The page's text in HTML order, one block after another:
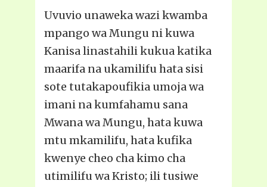
Uvuvio unaweka wazi kwamba
mpango wa Mungu ni kuwa
Kanisa linastahili kukua katika
maarifa na ukamilifu hata sisi
sote tutakapoufikia umoja wa
imani na kumfahamu sana
Mwana wa Mungu, hata kuwa
mtu mkamilifu, hata kufika
kwenye cheo cha kimo cha
utimilifu wa Kristo; ili tusiwe